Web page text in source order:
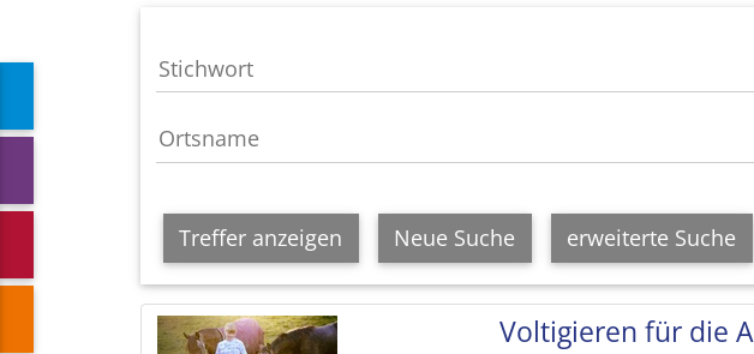
Treffer anzeigen Neue Suche erweiterte Suche
Voltigieren für die